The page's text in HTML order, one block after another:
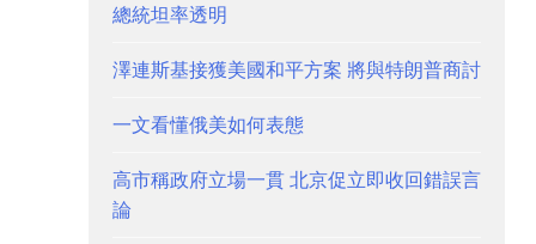
總統坦率透明
澤連斯基接獲美國和平方案 將與特朗普商討
一文看懂俄美如何表態
高市稱政府立場一貫 北京促立即收回錯誤言
論